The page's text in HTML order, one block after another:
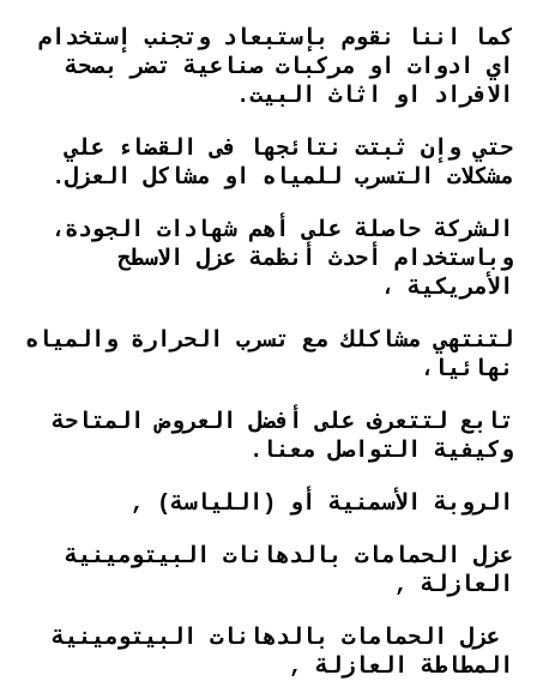
كما اننا نقوم بإستبعاد وتجنب إستخدام
اي ادوات او مركبات صناعية تضر بصحة
الافراد او اثاث البيت.
حتي وإن ثبتت نتائجها فى القضاء علي
مشكلات التسرب للمياه او مشاكل العزل.
الشركة حاصلة على أهم شهادات الجودة،
وباستخدام أحدث أنظمة عزل الاسطح
الأمريكية ،
لتنتهي مشاكلك مع تسرب الحرارة والمياه
نهائيا،
تابع لتتعرف على أفضل العروض المتاحة
وكيفية التواصل معنا.
الروبة الأسمنية أو (اللياسة) ,
عزل الحمامات بالدهانات البيتومينية
العازلة ,
عزل الحمامات بالدهانات البيتومينية
المطاطة العازلة ,